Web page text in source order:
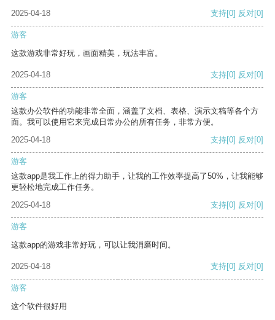
2025-04-18
支持[0] 反对[0]
游客
这款游戏非常好玩，画面精美，玩法丰富。
2025-04-18 支持[0] 反对[0]
游客
这款办公软件的功能非常全面，涵盖了文档、表格、演示文稿等各个方
面。我可以使用它来完成日常办公的所有任务，非常方便。
2025-04-18
支持[0] 反对[0]
游客
这款app是我工作上的得力助手，让我的工作效率提高了50%，让我能够
更轻松地完成工作任务。
2025-04-18
支持[0] 反对[0]
游客
这款app的游戏非常好玩，可以让我消磨时间。
2025-04-18 支持[0] 反对[0]
游客
这个软件很好用